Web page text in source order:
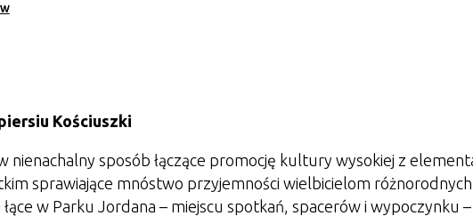
Kościuszki
sposób łączące promocję kultury wysokiej z
sprawiające mnóstwo przyjemności wielbicielom różnorodnych
w Parku Jordana – miejscu spotkań, spacerów i wypoczynku –